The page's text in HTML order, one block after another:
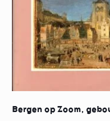
Bergen op Zoom,